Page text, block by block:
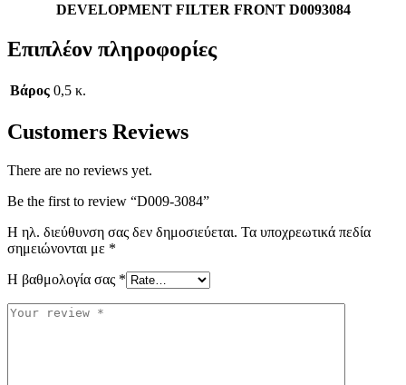
DEVELOPMENT FILTER FRONT D0093084
Επιπλέον πληροφορίες
Βάρος 0,5 κ.
Customers Reviews
There are no reviews yet.
Be the first to review “D009-3084”
Η ηλ. διεύθυνση σας δεν δημοσιεύεται. Τα υποχρεωτικά πεδία
σημειώνονται με *
Η βαθμολογία σας *